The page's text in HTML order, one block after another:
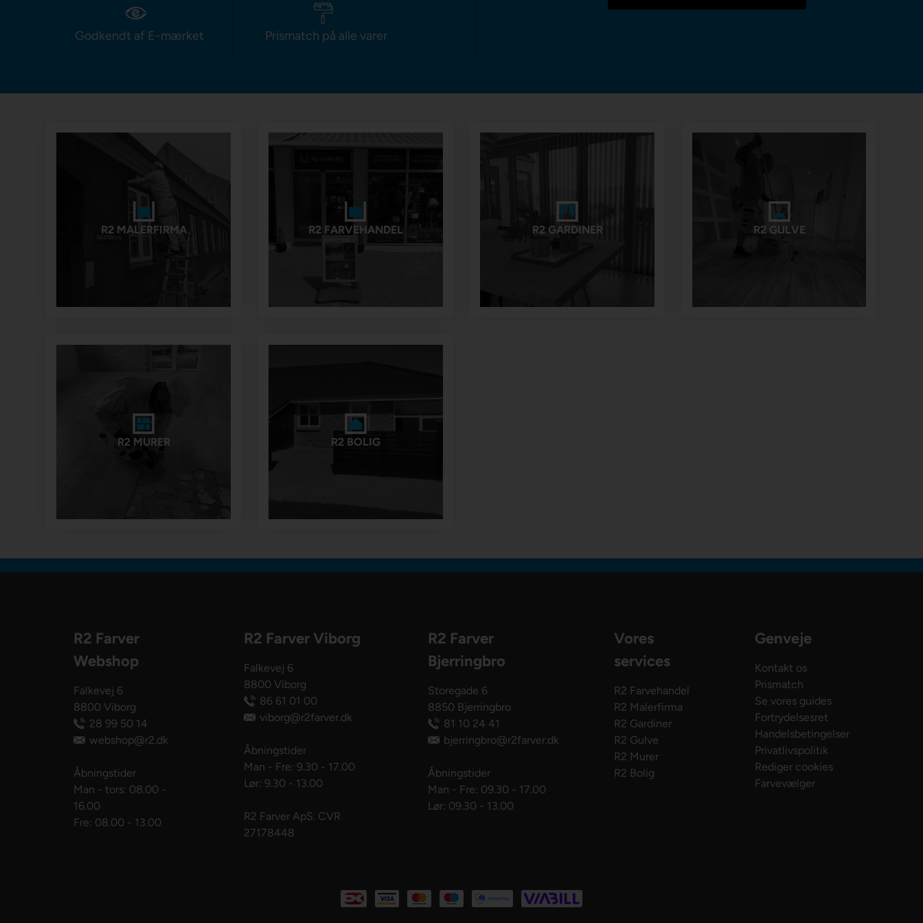
Godkendt af E-mærket Prismatch på alle varer
R2 MALERFIRMA R2 FARVEHANDEL R2 GARDINER R2 GULVE
R2 MURER R2 BOLIG
R2 Farver
Webshop
Falkevej 6
8800 Viborg
28 99 50 14
webshop@r2.dk
Åbningstider
Man - tors: 08.00 -
16.00
Fre: 08.00 - 13.00
R2 Farver Viborg
Falkevej 6
8800 Viborg
86 61 01 00
viborg@r2farver.dk
Åbningstider
Man - Fre: 9.30 - 17.00
Lør: 9.30 - 13.00
R2 Farver ApS. CVR
27178448
R2 Farver
Bjerringbro
Storegade 6
8850 Bjerringbro
81 10 24 41
bjerringbro@r2farver.dk
Åbningstider
Man - Fre: 09.30 - 17.00
Lør: 09.30 - 13.00
Vores
services
R2 Farvehandel
R2 Malerfirma
R2 Gardiner
R2 Gulve
R2 Murer
R2 Bolig
Genveje
Kontakt os
Prismatch
Se vores guides
Fortrydelsesret
Handelsbetingelser
Privatlivspolitik
Rediger cookies
Farvevælger